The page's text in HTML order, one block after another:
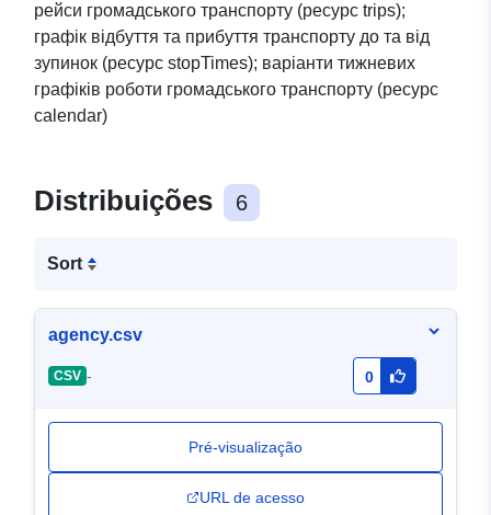
рейси громадського транспорту (ресурс trips);
графік відбуття та прибуття транспорту до та від
зупинок (ресурс stopTimes); варіанти тижневих
графіків роботи громадського транспорту (ресурс
calendar)
Distribuições 6
Sort
agency.csv
CSV - 0
Pré-visualização
URL de acesso